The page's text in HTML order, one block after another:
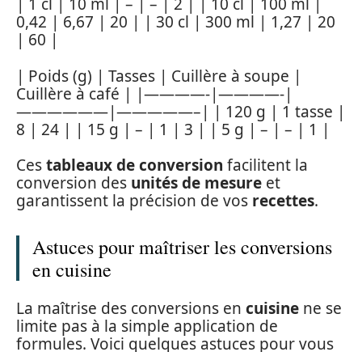
| 1 cl | 10 ml | – | – | 2 | | 10 cl | 100 ml |
0,42 | 6,67 | 20 | | 30 cl | 300 ml | 1,27 | 20
| 60 |
| Poids (g) | Tasses | Cuillère à soupe |
Cuillère à café | |————-|————-|
——————|—————–| | 120 g | 1 tasse |
8 | 24 | | 15 g | – | 1 | 3 | | 5 g | – | – | 1 |
Cestableaux de conversion facilitent la
conversion des unités de mesure et
garantissent la précision de vos recettes.
Astuces pour maîtriser les conversions
en cuisine
La maîtrise des conversions en cuisine ne se
limite pas à la simple application de
formules. Voici quelques astuces pour vous